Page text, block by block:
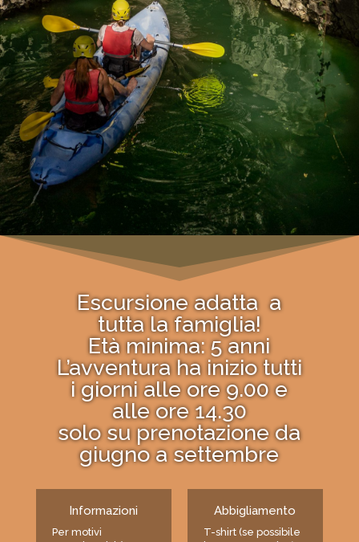
Escursione adatta a
tutta la famiglia!
Età minima: 5 anni
L’avventura ha inizio tutti
i giorni alle ore 9.00 e
alle ore 14.30
solo su prenotazione da
giugno a settembre
Informazioni
Per motivi
Abbigliamento
T-shirt (se possibile